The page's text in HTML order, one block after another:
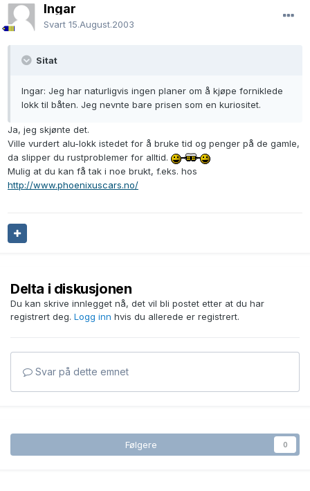
Ingar
Svart 15.August.2003
Sitat
Ingar: Jeg har naturligvis ingen planer om å kjøpe forniklede
lokk til båten. Jeg nevnte bare prisen som en kuriositet.
Ja, jeg skjønte det.
Ville vurdert alu-lokk istedet for å bruke tid og penger på de gamle,
da slipper du rustproblemer for alltid.
Mulig at du kan få tak i noe brukt, f.eks. hos
http://www.phoenixuscars.no/
Delta i diskusjonen
Du kan skrive innlegget nå, det vil bli postet etter at du har
registrert deg. Logg inn hvis du allerede er registrert.
Svar på dette emnet
Følgere 0